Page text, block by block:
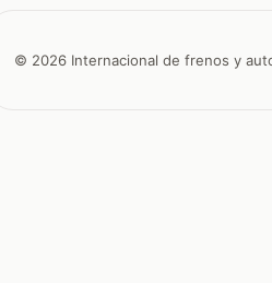
© 2026 Internacional de frenos y